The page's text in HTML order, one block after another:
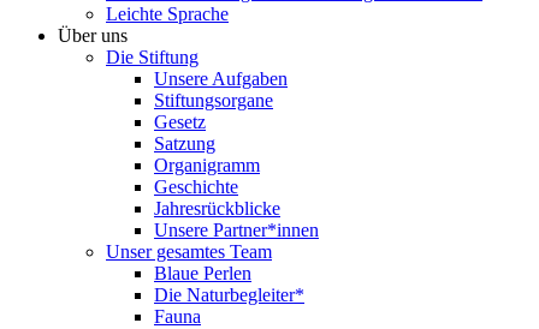
Leichte Sprache
Über uns
Die Stiftung
Unsere Aufgaben
Stiftungsorgane
Gesetz
Satzung
Organigramm
Geschichte
Jahresrückblicke
Unsere Partner*innen
Unser gesamtes Team
Blaue Perlen
Die Naturbegleiter*
Fauna